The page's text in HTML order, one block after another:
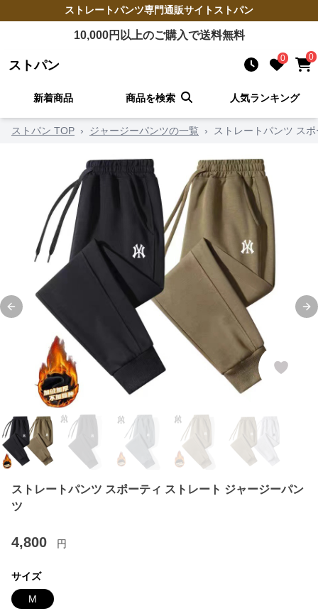
ストレートパンツ専門通販サイト ストパン
10,000円以上のご購入で送料無料
ストパン 0 0
新着商品 商品を検索 人気ランキング
ストパン TOP › ジャージーパンツの一覧 › ストレートパンツ ス
Previous slide
ストレートパンツ スポーティ ストレート ジャージーパン
ツ
4,800 円
サイズ
M